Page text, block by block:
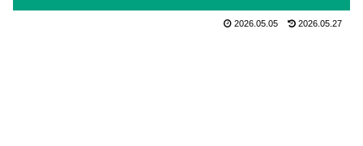
2026.05.05 2026.05.27